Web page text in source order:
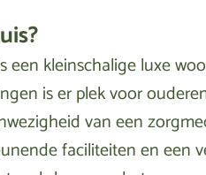
een kleinschalige luxe
is er plek voor
van een
faciliteiten en een